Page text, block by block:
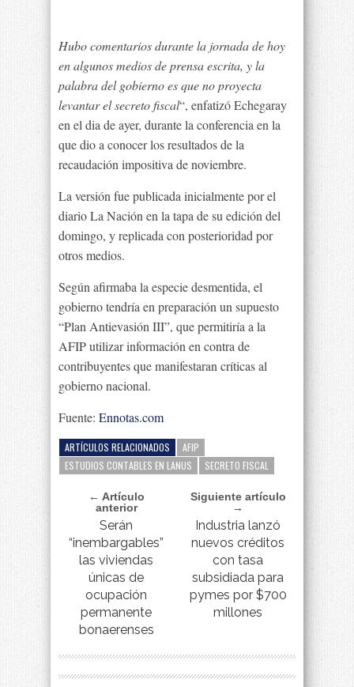
Hubo comentarios durante la jornada de hoy
en algunos medios de prensa escrita, y la
palabra del gobierno es que no proyecta
levantar el secreto fiscal“, enfatizó Echegaray
en el dia de ayer, durante la conferencia en la
que dio a conocer los resultados de la
recaudación impositiva de noviembre.
La versión fue publicada inicialmente por el
diario La Nación en la tapa de su edición del
domingo, y replicada con posterioridad por
otros medios.
Según afirmaba la especie desmentida, el
gobierno tendría en preparación un supuesto
“Plan Antievasión III”, que permitiría a la
AFIP utilizar información en contra de
contribuyentes que manifestaran críticas al
gobierno nacional.
Fuente: Ennotas.com
ARTÍCULOS RELACIONADOS
AFIP
ESTUDIOS CONTABLES EN LANUS
SECRETO FISCAL
← Artículo
anterior
Serán
“inembargables”
las viviendas
únicas de
ocupación
permanente
bonaerenses
Siguiente artículo
→
Industria lanzó
nuevos créditos
con tasa
subsidiada para
pymes por $700
millones